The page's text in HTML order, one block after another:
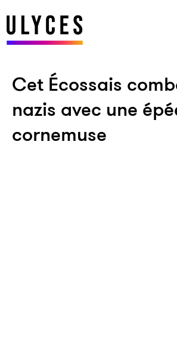
Cet Écossais
nazis avec une
cornemuse